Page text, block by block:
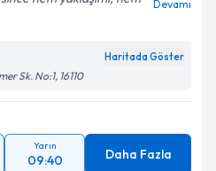
Devamı
Haritada Göster
Sk. No:1, 16110
Yarın
09:40 Daha Fazla